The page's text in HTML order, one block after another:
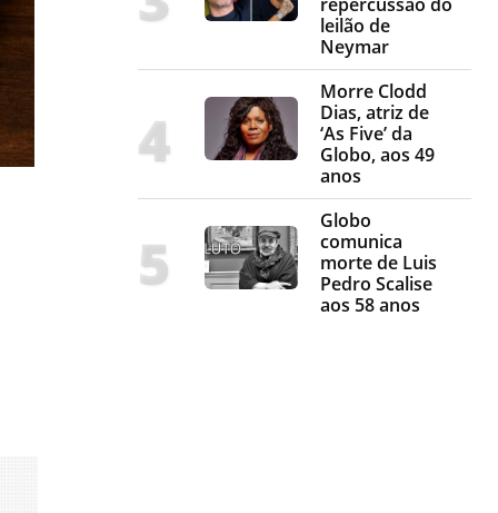
leilão de
Neymar
Morre Clodd
Dias, atriz de
‘As Five’ da
Globo, aos 49
anos
Globo
comunica
morte de Luis
Pedro Scalise
aos 58 anos